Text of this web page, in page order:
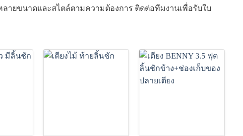
ยขนาดและสไตล์ตามความต้องการ ติดต่อทีมงานเพื่อรับใบ